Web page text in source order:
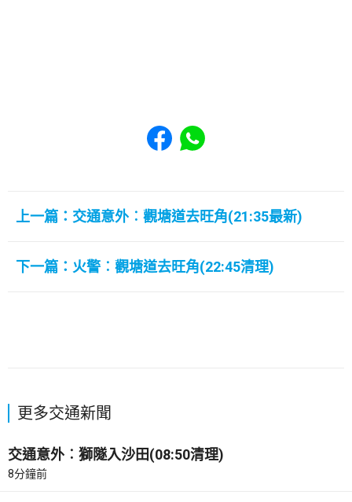
Share to Facebook
Share to WhatsApp
上一篇：交通意外︰觀塘道去旺角(21:35最新)
下一篇：火警︰觀塘道去旺角(22:45清理)
更多交通新聞
交通意外︰獅隧入沙田(08:50清理)
8分鐘前